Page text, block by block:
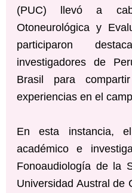
(PUC) llevó a
Otoneurológica y
participaron
investigadores de
Brasil para
experiencias en el
En esta instancia,
académico e
Fonoaudiología de la
Universidad Austral de